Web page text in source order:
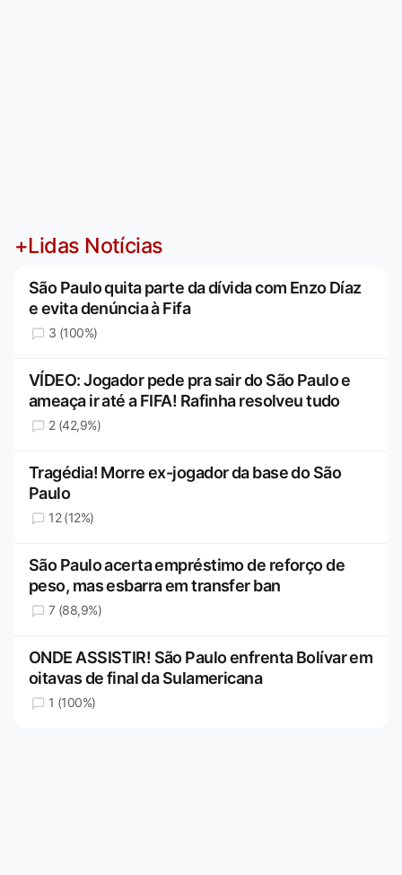
+Lidas Notícias
São Paulo quita parte da dívida com Enzo Díaz
e evita denúncia à Fifa
3 (100%)
VÍDEO: Jogador pede pra sair do São Paulo e
ameaça ir até a FIFA! Rafinha resolveu tudo
2 (42,9%)
Tragédia! Morre ex-jogador da base do São
Paulo
12 (12%)
São Paulo acerta empréstimo de reforço de
peso, mas esbarra em transfer ban
7 (88,9%)
ONDE ASSISTIR! São Paulo enfrenta Bolívar em
oitavas de final da Sulamericana
1 (100%)